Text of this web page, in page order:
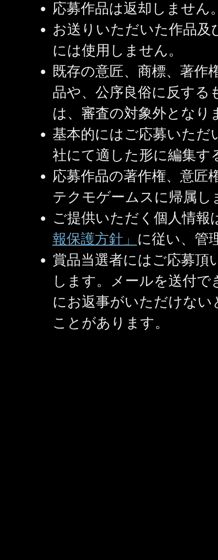
応募作品は返却しません
お送りいただいた作品及
には使用しません。
既存の意匠、商標、著作
品や、公序良俗に反する
は、審査の対象外となり
基本的にはご応募いただ
社にて適した形に編集す
応募作品の著作権、意匠
テクモゲームスに帰属し
ご提供いただく個人情報
報保護方針」 に従い、管
賞品当選者にはご応募頂
します。メールを送付
にお返事がいただけな
ことがあります。